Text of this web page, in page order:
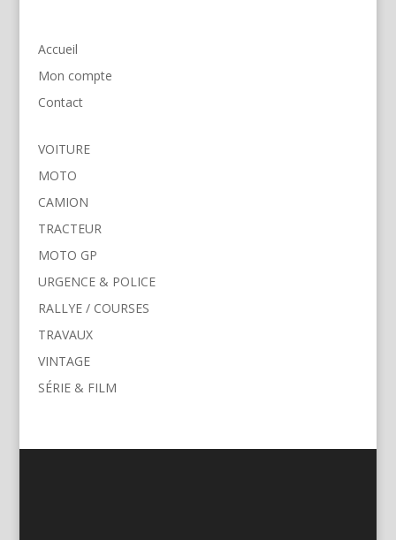
Accueil
Mon compte
Contact
VOITURE
MOTO
CAMION
TRACTEUR
MOTO GP
URGENCE & POLICE
RALLYE / COURSES
TRAVAUX
VINTAGE
SÉRIE & FILM